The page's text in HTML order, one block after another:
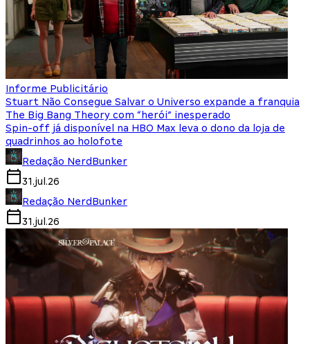
Informe Publicitário
Stuart Não Consegue Salvar o Universo expande a franquia
The Big Bang Theory com “herói” inesperado
Spin-off já disponível na HBO Max leva o dono da loja de
quadrinhos ao holofote
Redação NerdBunker
31.jul.26
Redação NerdBunker
31.jul.26